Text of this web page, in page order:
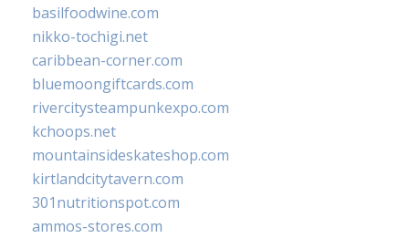
basilfoodwine.com
nikko-tochigi.net
caribbean-corner.com
bluemoongiftcards.com
rivercitysteampunkexpo.com
kchoops.net
mountainsideskateshop.com
kirtlandcitytavern.com
301nutritionspot.com
ammos-stores.com